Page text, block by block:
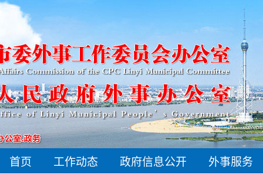
首页 工作动态 政府信息公开 外事服务